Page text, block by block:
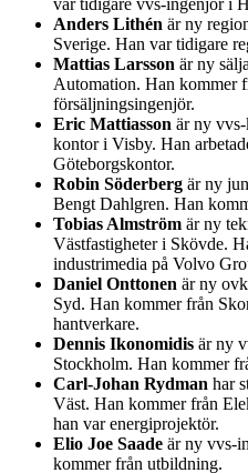
var tidigare vvs-ingenjör i
Anders Lithén är ny
Sverige. Han var tidigare
Mattias Larsson är ny
Automation. Han kommer
försäljningsingenjör.
Eric Mattiasson är ny
kontor i Visby. Han
Göteborgskontor.
Robin Söderberg är ny
Bengt Dahlgren. Han
Tobias Almström är ny
Västfastigheter i Skövde.
industrimedia på Volvo
Daniel Onttonen är ny
Syd. Han kommer från
hantverkare.
Dennis Ikonomidis är ny
Stockholm. Han kommer
Carl-Johan Rydman har
Väst. Han kommer från
han var energiprojektör.
Elio Joe Saade är ny vvs-
kommer från utbildning.